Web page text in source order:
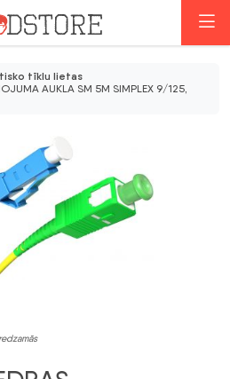
tīklu lietas
AUKLA SM 5M SIMPLEX 9/125,